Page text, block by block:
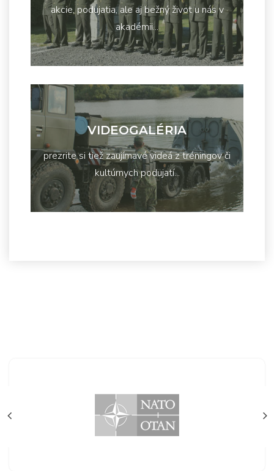
akcie, podujatia, ale aj bežný život u nás v
akadémii...
VIDEOGALÉRIA
prezrite si tiež zaujímavé videá z tréningov či
kultúrnych podujatí...